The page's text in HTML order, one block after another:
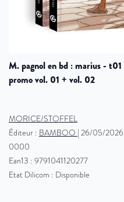
m. pagnol en bd : marius - t01 - m. pagnol en bd : marius - pack
promo vol. 01 + vol. 02
MORICE/STOFFEL
Éditeur : BAMBOO | 26/05/2026
0000
Ean13 : 9791041120277
Etat Dilicom : Disponible